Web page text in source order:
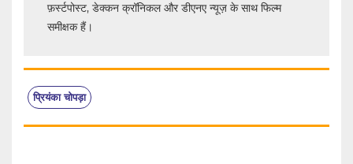
फ़र्स्टपोस्ट, डेक्कन क्रॉनिकल और डीएनए न्यूज़ के साथ फिल्म
समीक्षक हैं।
प्रियंका चोपड़ा